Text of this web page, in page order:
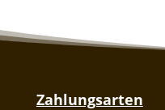
Zahlungsarten